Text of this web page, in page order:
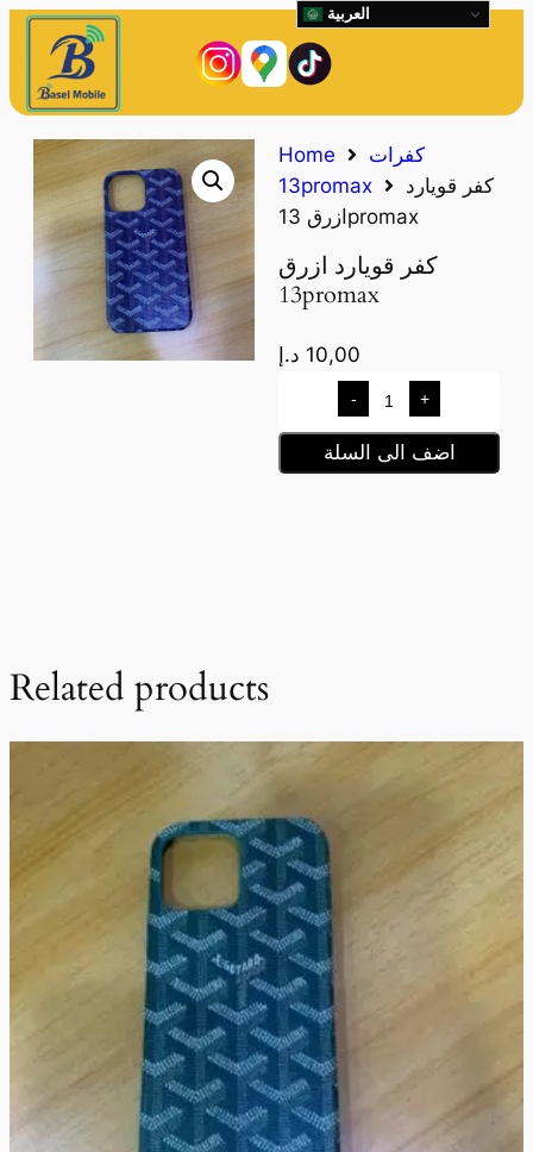
Home
كفرات
13promax
كفر قويارد
ازرق 13promax
كفر قويارد ازرق
13promax
10,00 د.إ
- +
اضف الى السلة
Related products
العربية